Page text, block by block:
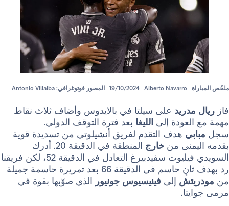
19/10/2024 Alberto Navarro المصور فوتوغرافي: Antonio Villalba
على سيلتا في بالايدوس ​​وأضاف ثلاث نقاط
إلىالليغابعد فترة التوقف الدولي.
هدف التقدم لفريق أنشيلوتي من تسديدة قوية
منخارج
المنطقة في الدقيقة 20. أدرك
السويدي فيليوت سفيدبيرغ التعادل في الدقيقة 52، لكن فريقنا
رد بهدف ثانٍ حاسم في الدقيقة 66 بعد تمريرة حاسمة جميلة
إلى فينيسيوس جونيورالذي صوّبها بقوة في